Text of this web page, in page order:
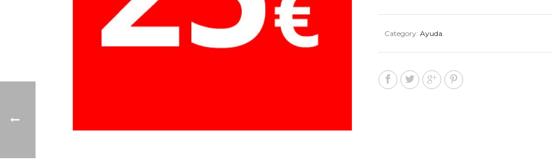
Category: Ayuda.